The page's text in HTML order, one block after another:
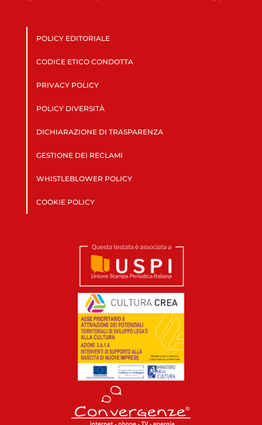
POLICY EDITORIALE
CODICE ETICO CONDOTTA
PRIVACY POLICY
POLICY DIVERSITÀ
DICHIARAZIONE DI TRASPARENZA
GESTIONE DEI RECLAMI
WHISTLEBLOWER POLICY
COOKIE POLICY